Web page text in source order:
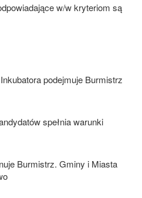
w/w kryteriom są
podejmuje Burmistrz
spełnia warunki
Burmistrz. Gminy i Miasta